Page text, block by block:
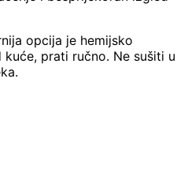
opcija je hemijsko
prati ručno. Ne sušiti u